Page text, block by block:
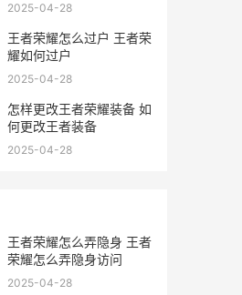
2025-04-28
王者荣耀怎么过户 王者荣
耀如何过户
2025-04-28
怎样更改王者荣耀装备 如
何更改王者装备
2025-04-28
王者荣耀怎么弄隐身 王者
荣耀怎么弄隐身访问
2025-04-28